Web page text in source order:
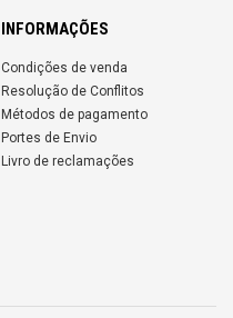
INFORMAÇÕES
Condições de venda
Resolução de Conflitos
Métodos de pagamento
Portes de Envio
Livro de reclamações